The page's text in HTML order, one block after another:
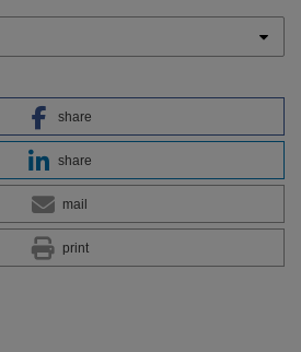
share
share
mail
print